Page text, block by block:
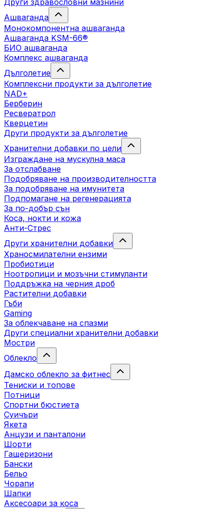
Други здравословни мазнини
Ашваганда
Монокомпонентна ашваганда
Ашваганда KSM-66®
БИО ашваганда
Комплекс ашваганда
Дълголетие
Комплексни продукти за дълголетие
NAD+
Берберин
Ресвератрол
Кверцетин
Други продукти за дълголетие
Хранителни добавки по цели
Изграждане на мускулна маса
За отслабване
Подобряване на производителността
За подобряване на имунитета
Подпомагане на регенерацията
За по-добър сън
Коса, нокти и кожа
Анти-Стрес
Други хранителни добавки
Храносмилателни ензими
Пробиотици
Ноотропици и мозъчни стимуланти
Поддръжка на черния дроб
Растителни добавки
Гъби
Gaming
За облекчаване на спазми
Други специални хранителни добавки
Мостри
Облекло
Дамско облекло за фитнес
Тениски и топове
Потници
Спортни бюстиета
Суичъри
Якета
Aнцузи и панталони
Шорти
Гащеризони
Бански
Бельо
Чорапи
Шапки
Аксесоари за коса